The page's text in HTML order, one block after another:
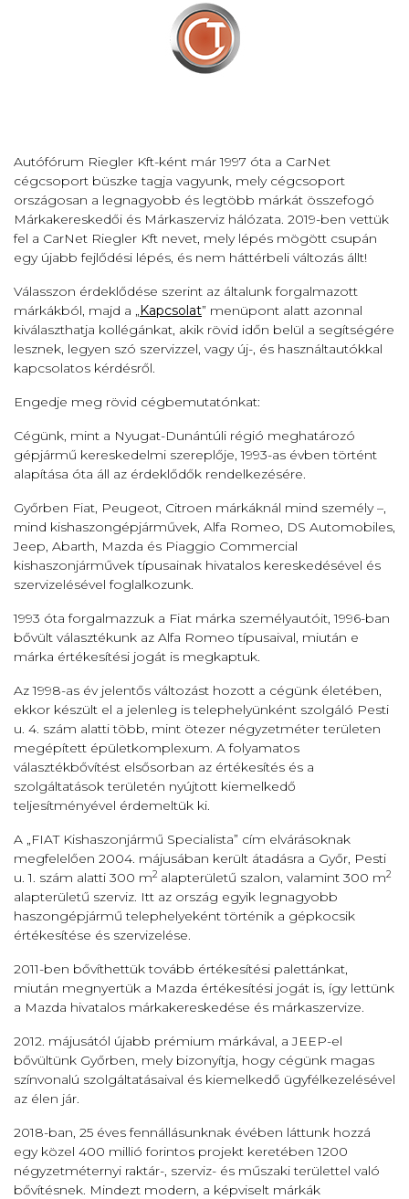
Autófórum Riegler Kft-ként már 1997 óta a CarNet
cégcsoport büszke tagja vagyunk, mely cégcsoport
országosan a legnagyobb és legtöbb márkát összefogó
Márkakereskedői és Márkaszerviz hálózata. 2019-ben vettük
fel a CarNet Riegler Kft nevet, mely lépés mögött csupán
egy újabb fejlődési lépés, és nem háttérbeli változás állt!
Válasszon érdeklődése szerint az általunk forgalmazott
márkákból, majd a „Kapcsolat” menüpont alatt azonnal
kiválaszthatja kollégánkat, akik rövid időn belül a segítségére
lesznek, legyen szó szervizzel, vagy új-, és használtautókkal
kapcsolatos kérdésről.
Engedje meg rövid cégbemutatónkat:
Cégünk, mint a Nyugat-Dunántúli régió meghatározó
gépjármű kereskedelmi szereplője, 1993-as évben történt
alapítása óta áll az érdeklődők rendelkezésére.
Győrben Fiat, Peugeot, Citroen márkáknál mind személy –,
mind kishaszongépjárművek, Alfa Romeo, DS Automobiles,
Jeep, Abarth, Mazda és Piaggio Commercial
kishaszonjárművek típusainak hivatalos kereskedésével és
szervizelésével foglalkozunk.
1993 óta forgalmazzuk a Fiat márka személyautóit, 1996-ban
bővült választékunk az Alfa Romeo típusaival, miután e
márka értékesítési jogát is megkaptuk.
Az 1998-as év jelentős változást hozott a cégünk életében,
ekkor készült el a jelenleg is telephelyünként szolgáló Pesti
u. 4. szám alatti több, mint ötezer négyzetméter területen
megépített épületkomplexum. A folyamatos
választékbővítést elsősorban az értékesítés és a
szolgáltatások területén nyújtott kiemelkedő
teljesítményével érdemeltük ki.
A „FIAT Kishaszonjármű Specialista” cím elvárásoknak
megfelelően 2004. májusában került átadásra a Győr, Pesti
u. 1. szám alatti 300 m2 alapterületű szalon, valamint 300 m2
alapterületű szerviz. Itt az ország egyik legnagyobb
haszongépjármű telephelyeként történik a gépkocsik
értékesítése és szervizelése.
2011-ben bővíthettük tovább értékesítési palettánkat,
miután megnyertük a Mazda értékesítési jogát is, így lettünk
a Mazda hivatalos márkakereskedése és márkaszervize.
2012. májusától újabb prémium márkával, a JEEP-el
bővültünk Győrben, mely bizonyítja, hogy cégünk magas
színvonalú szolgáltatásaival és kiemelkedő ügyfélkezelésével
az élen jár.
2018-ban, 25 éves fennállásunknak évében láttunk hozzá
egy közel 400 millió forintos projekt keretében 1200
négyzetméternyi raktár-, szerviz- és műszaki területtel való
bővítésnek. Mindezt modern, a képviselt márkák